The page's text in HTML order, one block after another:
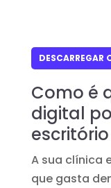
DESCARREGAR
Como é
digital
A sua clínica
que gasta